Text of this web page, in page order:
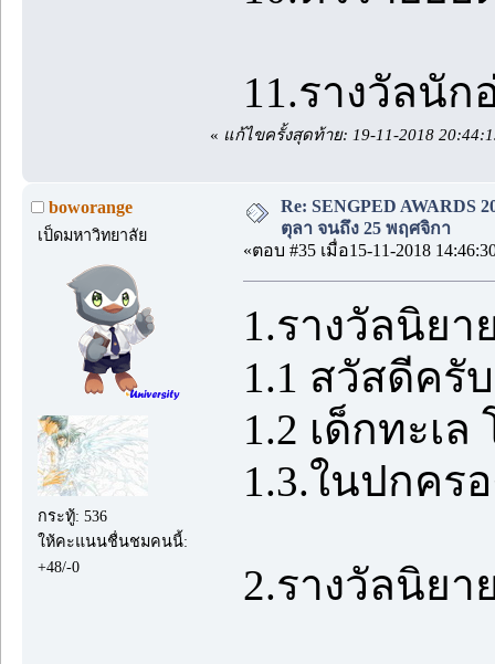
11.รางวัลนัก
« แก้ไขครั้งสุดท้าย: 19-11-2018
boworange
เป็ดมหาวิทยาลัย
กระทู้: 536
ให้คะแนนชื่นชมคนนี้:
+48/-0
Re: SENGPED AWARDS
ตุลา จนถึง 25 พฤศจิกา
«ตอบ #35 เมื่อ15-11-2018
1.รางวัลนิย
1.1 สวัสดีค
1.2 เด็กทะเล
1.3.ในปกคร
2.รางวัลนิยา